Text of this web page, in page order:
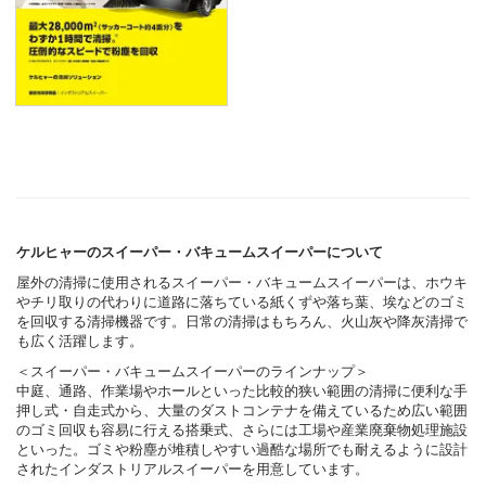
ケルヒャーのスイーパー・バキュームスイーパーについて
屋外の清掃に使用されるスイーパー・バキュームスイーパーは、ホウキ
やチリ取りの代わりに道路に落ちている紙くずや落ち葉、埃などのゴミ
を回収する清掃機器です。日常の清掃はもちろん、火山灰や降灰清掃で
も広く活躍します。
＜スイーパー・バキュームスイーパーのラインナップ＞
中庭、通路、作業場やホールといった比較的狭い範囲の清掃に便利な手
押し式・自走式から、大量のダストコンテナを備えているため広い範囲
のゴミ回収も容易に行える搭乗式、さらには工場や産業廃棄物処理施設
といった。ゴミや粉塵が堆積しやすい過酷な場所でも耐えるように設計
されたインダストリアルスイーパーを用意しています。